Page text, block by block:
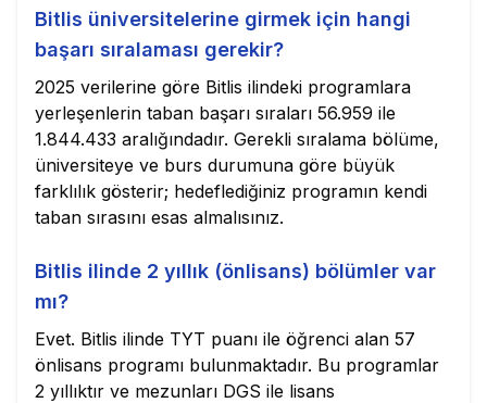
Bitlis üniversitelerine girmek için hangi
başarı sıralaması gerekir?
2025 verilerine göre Bitlis ilindeki programlara
yerleşenlerin taban başarı sıraları 56.959 ile
1.844.433 aralığındadır. Gerekli sıralama bölüme,
üniversiteye ve burs durumuna göre büyük
farklılık gösterir; hedeflediğiniz programın kendi
taban sırasını esas almalısınız.
Bitlis ilinde 2 yıllık (önlisans) bölümler var
mı?
Evet. Bitlis ilinde TYT puanı ile öğrenci alan 57
önlisans programı bulunmaktadır. Bu programlar
2 yıllıktır ve mezunları DGS ile lisans